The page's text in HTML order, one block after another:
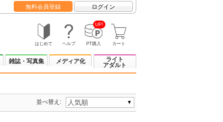
無料会員登録 ログイン
はじめて ヘルプ
UP!
PT購入 カート
雑誌・写真集 メディア化
ライト
アダルト
並べ替え: